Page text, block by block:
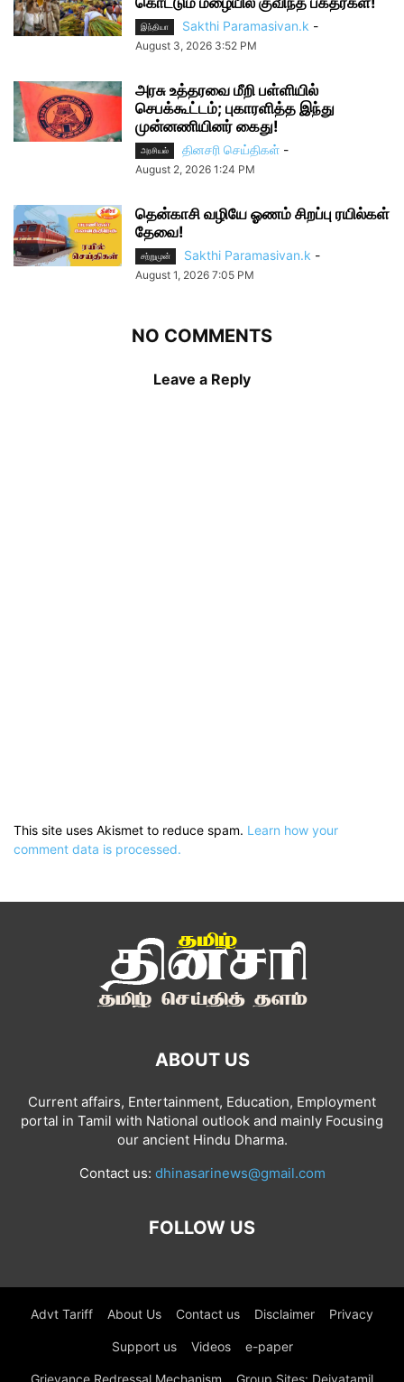
இந்தியா Sakthi Paramasivan.k -
August 3, 2026 3:52 PM
அரசு உத்தரவை மீறி பள்ளியில்
செபக்கூட்டம்; புகாரளித்த இந்து
முன்னணியினர் கைது!
அரசியல் தினசரி செய்திகள் -
August 2, 2026 1:24 PM
தென்காசி வழியே ஓணம் சிறப்பு ரயில்கள்
தேவை!
சற்றுமுன் Sakthi Paramasivan.k -
August 1, 2026 7:05 PM
NO COMMENTS
Leave a Reply
This site uses Akismet to reduce spam. Learn how your
comment data is processed.
ABOUT US
Current affairs, Entertainment, Education, Employment
portal in Tamil with National outlook and mainly Focusing
our ancient Hindu Dharma.
Contact us: dhinasarinews@gmail.com
FOLLOW US
Advt Tariff About Us Contact us Disclaimer Privacy
Support us Videos e-paper